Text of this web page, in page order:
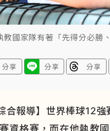
教國家隊有著「先得分必勝
分享 分享 分享
合報導】世界棒球12
資格賽，而在他執教